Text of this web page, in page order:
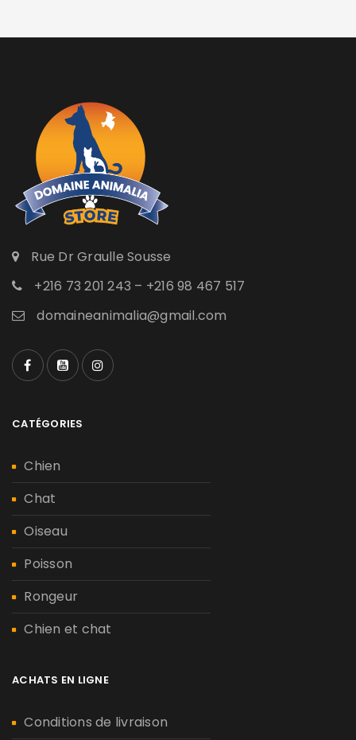
Rue Dr Graulle Sousse
+216 73 201 243 – +216 98 467 517
domaineanimalia@gmail.com
CATÉGORIES
Chien
Chat
Oiseau
Poisson
Rongeur
Chien et chat
ACHATS EN LIGNE
Conditions de livraison